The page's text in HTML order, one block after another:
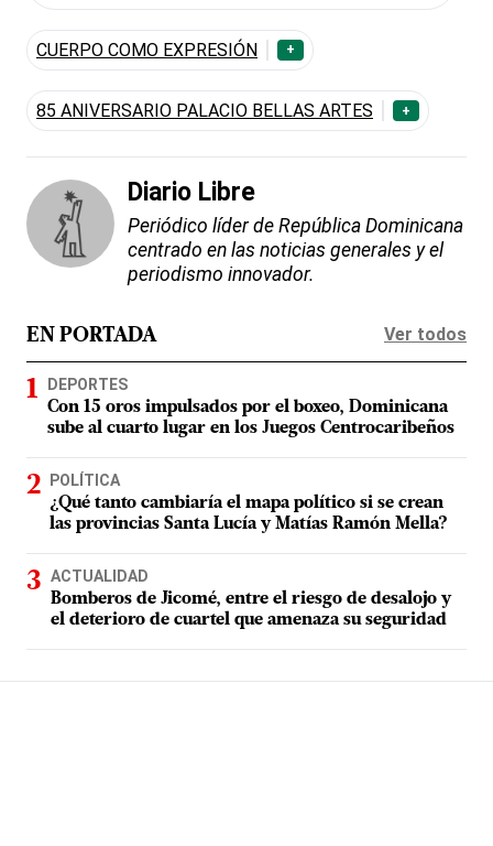
CUERPO COMO EXPRESIÓN +
85 ANIVERSARIO PALACIO BELLAS ARTES +
Diario Libre
Periódico líder de República Dominicana
centrado en las noticias generales y el
periodismo innovador.
EN PORTADA Ver todos
DEPORTES
Con 15 oros impulsados por el boxeo, Dominicana
sube al cuarto lugar en los Juegos Centrocaribeños
POLÍTICA
¿Qué tanto cambiaría el mapa político si se crean
las provincias Santa Lucía y Matías Ramón Mella?
ACTUALIDAD
Bomberos de Jicomé, entre el riesgo de desalojo y
el deterioro de cuartel que amenaza su seguridad